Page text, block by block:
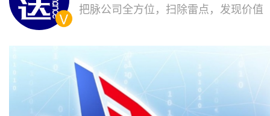
把脉公司全方位，扫除雷点，发现价值